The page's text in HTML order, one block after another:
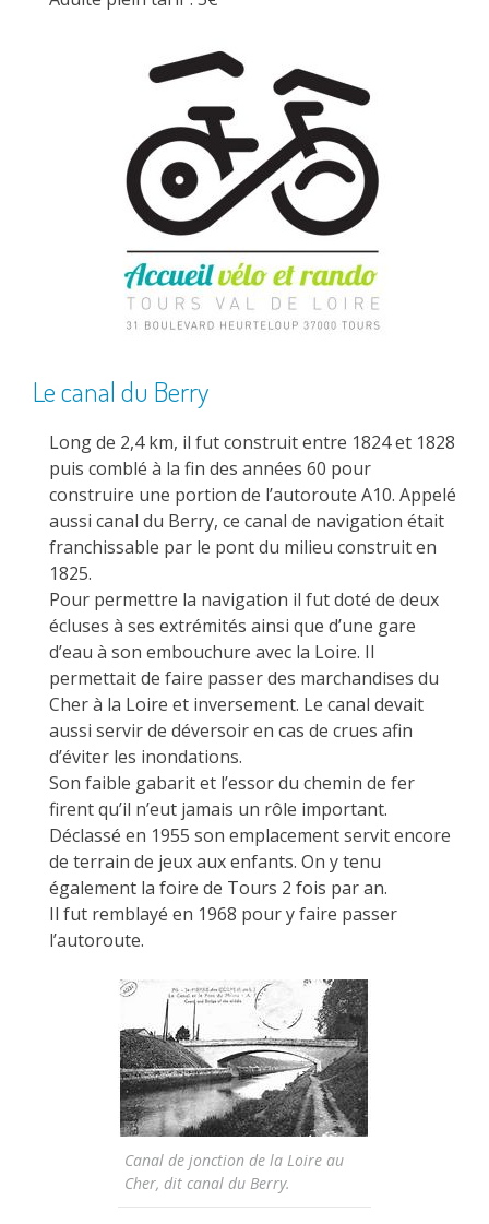
Le canal du Berry
Long de 2,4 km, il fut construit entre 1824 et 1828
puis comblé à la fin des années 60 pour
construire une portion de l’autoroute A10. Appelé
aussi canal du Berry, ce canal de navigation était
franchissable par le pont du milieu construit en
1825.
Pour permettre la navigation il fut doté de deux
écluses à ses extrémités ainsi que d’une gare
d’eau à son embouchure avec la Loire. Il
permettait de faire passer des marchandises du
Cher à la Loire et inversement. Le canal devait
aussi servir de déversoir en cas de crues afin
d’éviter les inondations.
Son faible gabarit et l’essor du chemin de fer
firent qu’il n’eut jamais un rôle important.
Déclassé en 1955 son emplacement servit encore
de terrain de jeux aux enfants. On y tenu
également la foire de Tours 2 fois par an.
Il fut remblayé en 1968 pour y faire passer
l’autoroute.
Canal de jonction de la Loire au
Cher, dit canal du Berry.